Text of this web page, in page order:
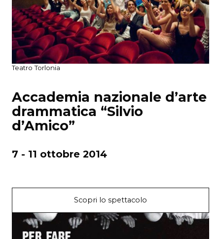
Teatro Torlonia
Accademia nazionale d’arte
drammatica “Silvio
d’Amico”
7 - 11 ottobre 2014
Scopri lo spettacolo